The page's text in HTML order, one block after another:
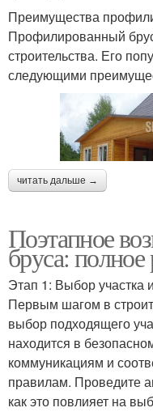
Преимущества
Профилированный
строительства. Его
следующими
читать дальше →
Поэтапное
бруса: полное
Этап 1: Выбор участка
Первым шагом в
выбор подходящего
находится в
коммуникациям и
правилам. Проведите
как это повлияет на